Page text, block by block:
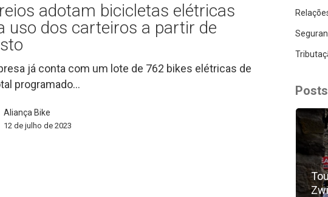
adotam bicicletas elétricas
uso dos carteiros a partir de
já conta com um lote de 762 bikes elétricas de
programado…
Aliança Bike
12 de julho de 2023